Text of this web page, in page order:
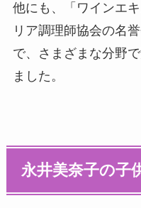
他にも、「ワインエ
リア調理師協会の名
で、さまざまな分野
ました。
永井美奈子の子